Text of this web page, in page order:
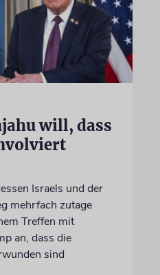
will, dass
Israels und der
mehrfach zutage
Treffen mit
an, dass die
sind